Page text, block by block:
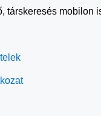
társkeresés mobilon